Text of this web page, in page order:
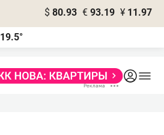
$ 80.93 € 93.19 ¥ 11.97
19.5°